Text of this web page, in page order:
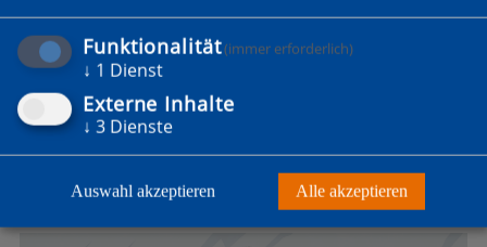
TRAINERASSISTENT
JannisJelden-Thurm
01573 74 73 744
SPORTLICHE LEITUNG
Funktionalität(immer erforderlich)
↓ 1 Dienst
Externe Inhalte
↓ 3 Dienste
Auswahl akzeptieren Alle akzeptieren